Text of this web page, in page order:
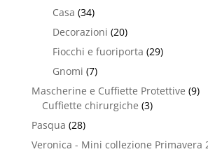
Casa (34)
Decorazioni (20)
Fiocchi e fuoriporta (29)
Gnomi (7)
Mascherine e Cuffiette Protettive (9)
Cuffiette chirurgiche (3)
Pasqua (28)
Veronica - Mini collezione Primavera